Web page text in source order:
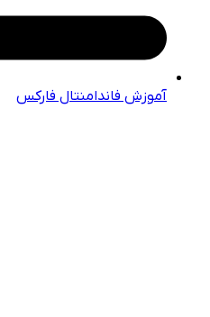
آموزش فاندامنتال فارکس